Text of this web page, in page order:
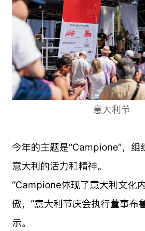
意大利节
今年的主题是“Campione”，组
意大利的活力和精神。
“Campione体现了意大利文化
傲，”意大利节庆会执行董事布
示。